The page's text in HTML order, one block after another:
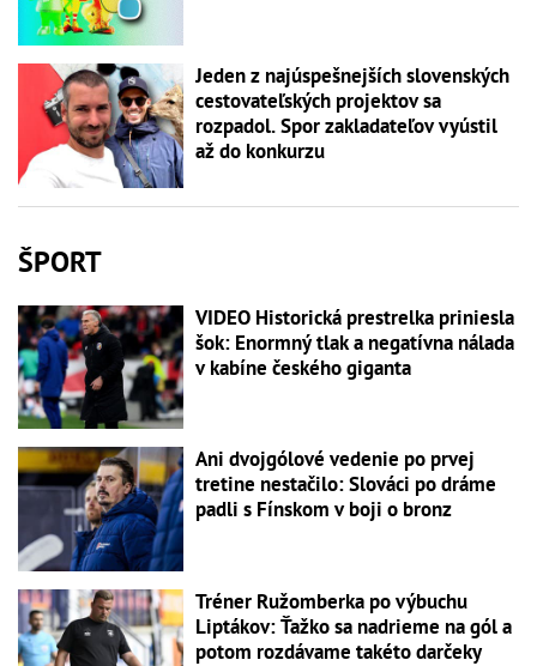
Jeden z najúspešnejších slovenských
cestovateľských projektov sa
rozpadol. Spor zakladateľov vyústil
až do konkurzu
ŠPORT
VIDEO Historická prestrelka priniesla
šok: Enormný tlak a negatívna nálada
v kabíne českého giganta
Ani dvojgólové vedenie po prvej
tretine nestačilo: Slováci po dráme
padli s Fínskom v boji o bronz
Tréner Ružomberka po výbuchu
Liptákov: Ťažko sa nadrieme na gól a
potom rozdávame takéto darčeky